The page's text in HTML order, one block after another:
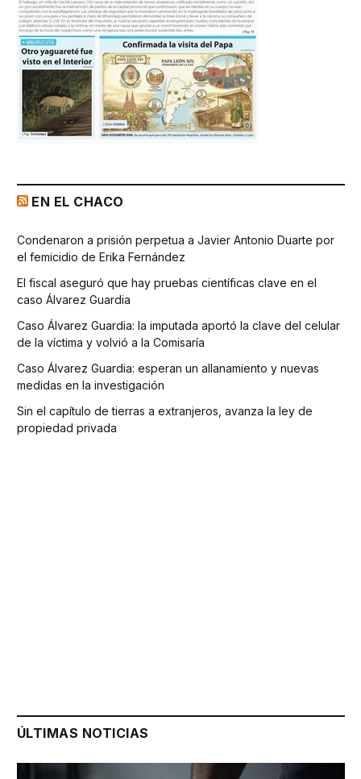
EN EL CHACO
Condenaron a prisión perpetua a Javier Antonio Duarte por
el femicidio de Erika Fernández
El fiscal aseguró que hay pruebas científicas clave en el
caso Álvarez Guardia
Caso Álvarez Guardia: la imputada aportó la clave del celular
de la víctima y volvió a la Comisaría
Caso Álvarez Guardia: esperan un allanamiento y nuevas
medidas en la investigación
Sin el capítulo de tierras a extranjeros, avanza la ley de
propiedad privada
ÚLTIMAS NOTICIAS